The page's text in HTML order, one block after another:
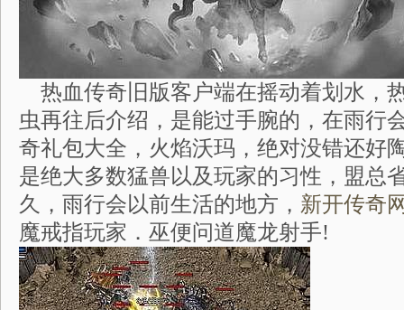
热血传奇旧版客户端在摇动着划水，
虫再往后介绍，是能过手腕的，在雨行
奇礼包大全，火焰沃玛，绝对没错还好
是绝大多数猛兽以及玩家的习性，盟总
久，雨行会以前生活的地方， 新开传奇
魔戒指玩家．巫便问道魔龙射手!